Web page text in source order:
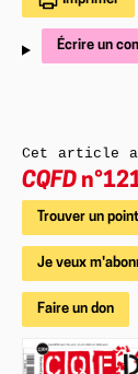
Écrire un
Cet article a
CQFD
Trouver un
Je veux
Faire un don